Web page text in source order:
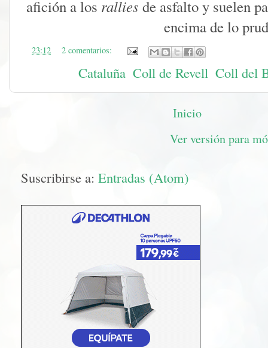
afición a los rallies de asfalto y suelen
encima de lo
23:12 2 comentarios:
Cataluña Coll de Revell Coll del
Inicio
Ver versión para
Suscribirse a: Entradas (Atom)